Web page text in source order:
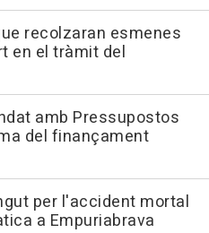
recolzaran esmenes
en el tràmit del
amb Pressupostos
del finançament
per l'accident mortal
a Empuriabrava